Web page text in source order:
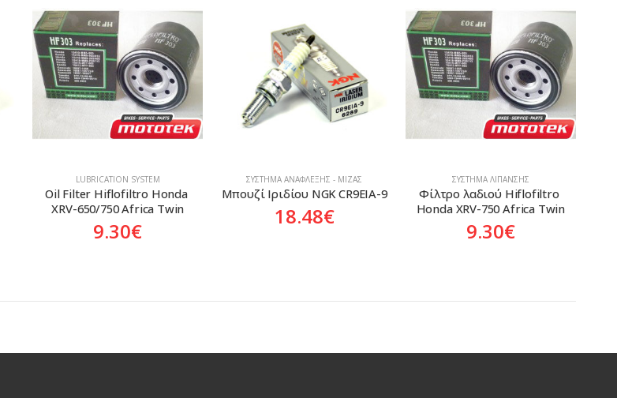
LUBRICATION SYSTEM
Oil Filter Hiflofiltro Honda
XRV-650/750 Africa Twin
9.30€
ΣΎΣΤΗΜΑ ΑΝΆΦΛΕΞΗΣ - ΜΊΖΑΣ
Μπουζί Ιριδίου NGK CR9EIA-9
18.48€
ΣΎΣΤΗΜΑ ΛΊΠΑΝΣΗΣ
Φίλτρο λαδιού Hiflofiltro
Honda XRV-750 Africa Twin
9.30€